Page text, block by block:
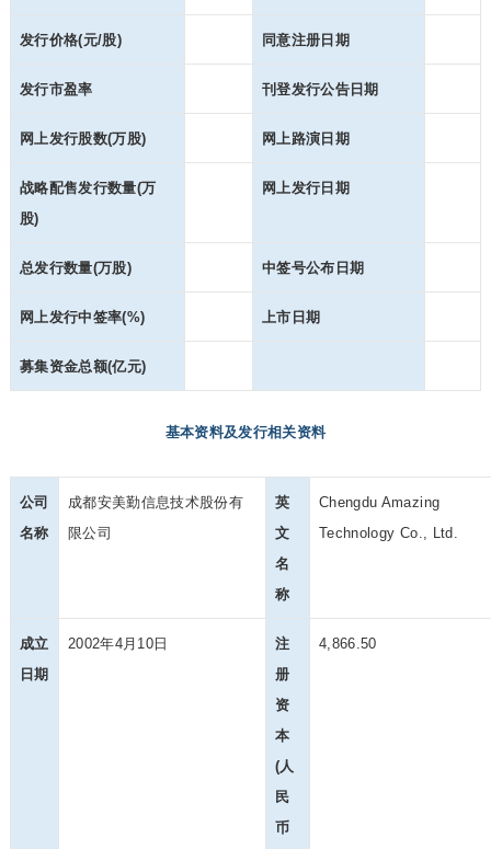
发行价格(元/股) 同意注册日期
发行市盈率 刊登发行公告日期
网上发行股数(万股) 网上路演日期
战略配售发行数量(万
股)
网上发行日期
总发行数量(万股) 中签号公布日期
网上发行中签率(%) 上市日期
募集资金总额(亿元)
基本资料及发行相关资料
公司
名称
成都安美勤信息技术股份有
限公司
英
文
名
称
Chengdu Amazing
Technology Co., Ltd.
成立
日期
2002年4月10日
注
册
资
本
(人
民
币
4,866.50